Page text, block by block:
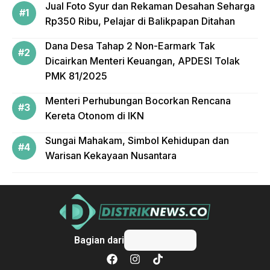
Jual Foto Syur dan Rekaman Desahan Seharga
Rp350 Ribu, Pelajar di Balikpapan Ditahan
Dana Desa Tahap 2 Non-Earmark Tak
Dicairkan Menteri Keuangan, APDESI Tolak
PMK 81/2025
Menteri Perhubungan Bocorkan Rencana
Kereta Otonom di IKN
Sungai Mahakam, Simbol Kehidupan dan
Warisan Kekayaan Nusantara
Bagian dari